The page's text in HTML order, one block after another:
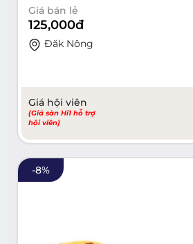
Giá bán lẻ
125,000đ
Đăk Nông
Giá hội viên
(Giá sàn Hi1 hỗ trợ
hội viên)
-8%